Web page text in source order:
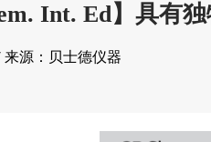
Int. Ed】具有
来源：贝士德仪器